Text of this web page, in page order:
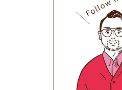
2025年9月(30)
2025年8月(31)
2025年7月(37)
2025年6月(48)
2025年5月
(41)
2025年4月
(32)